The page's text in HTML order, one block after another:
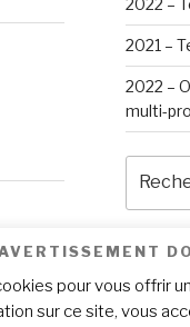
2022 –
2021 –
2022 –
multi-
pour
:
pour vous offrir
sur ce site, vous